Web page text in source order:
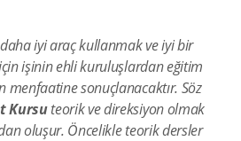
iyi araç kullanmak ve iyi bir
işinin ehli kuruluşlardan eğitim
menfaatine sonuçlanacaktır. Söz
Kursuteorik ve direksiyon olmak
oluşur. Öncelikle teorik dersler